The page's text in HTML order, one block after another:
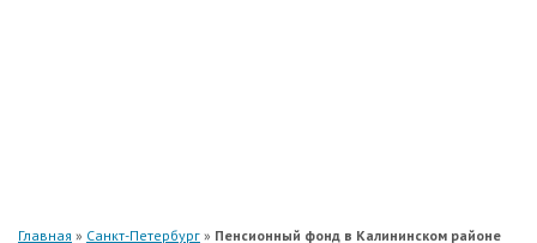
Главная » Санкт-Петербург » Пенсионный фонд в Калининском районе